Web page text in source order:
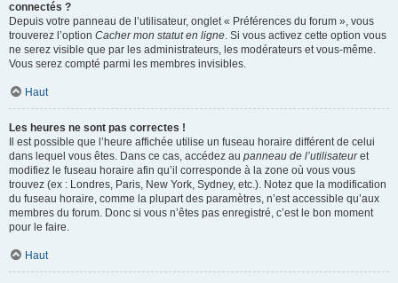
connectés ?
Depuis votre panneau de l’utilisateur, onglet « Préférences du forum », vous
trouverez l’option Cacher mon statut en ligne. Si vous activez cette option vous
ne serez visible que par les administrateurs, les modérateurs et vous-même.
Vous serez compté parmi les membres invisibles.
Haut
Les heures ne sont pas correctes !
Il est possible que l’heure affichée utilise un fuseau horaire différent de celui
dans lequel vous êtes. Dans ce cas, accédez au panneau de l’utilisateuret
modifiez le fuseau horaire afin qu’il corresponde à la zone où vous vous
trouvez (ex : Londres, Paris, New York, Sydney, etc.). Notez que la modification
du fuseau horaire, comme la plupart des paramètres, n’est accessible qu’aux
membres du forum. Donc si vous n’êtes pas enregistré, c’est le bon moment
pour le faire.
Haut